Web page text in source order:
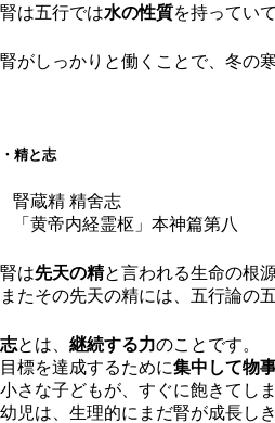
腎は五行では水の性質を持ってい
腎がしっかりと働くことで、冬の
・精と志
腎蔵精 精舍志
「黄帝内経霊枢」本神篇第八
腎は先天の精と言われる生命の根
またその先天の精には、五行論の
志とは、 継続する力のことです。
目標を達成するために集中して物
小さな子どもが、すぐに飽きてし
幼児は、生理的にまだ腎が成長し